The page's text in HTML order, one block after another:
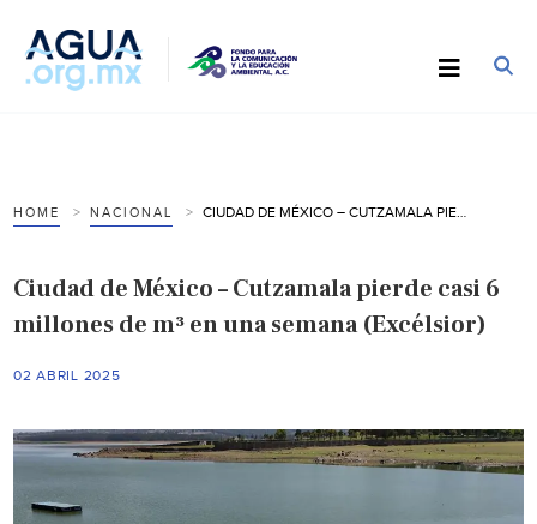
HOME NACIONAL
Ciudad de México – Cutzamala pierde casi 6
millones de m³ en una semana (Excélsior)
02 ABRIL 2025